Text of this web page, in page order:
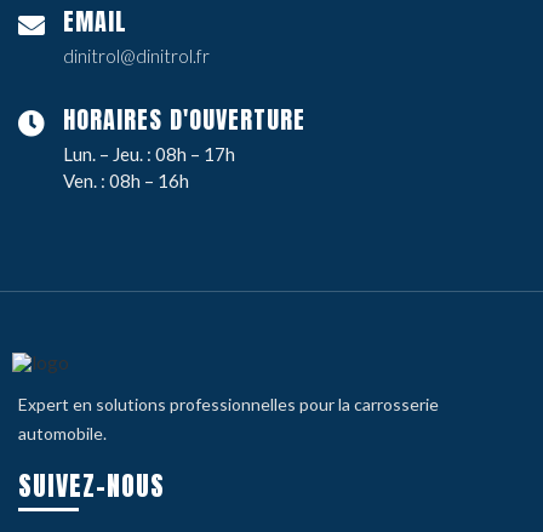
EMAIL
dinitrol@dinitrol.fr
HORAIRES D'OUVERTURE
Lun. – Jeu. : 08h – 17h
Ven. : 08h – 16h
Expert en solutions professionnelles pour la carrosserie
automobile.
SUIVEZ-NOUS